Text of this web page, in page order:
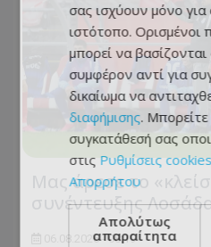
Μας άρεσε το
συνέντευξης
06.08.2026 - 08:19
σας ισχύουν μόνο
ιστότοπο. Ορισμένοι
μπορεί να
συμφέρον αντί για
δικαίωμα να
διαφήμισης.
συγκατάθεσή σας
στις Ρυθμίσεις cookies
Απορρήτου
Απολύτως
απαραίτητα